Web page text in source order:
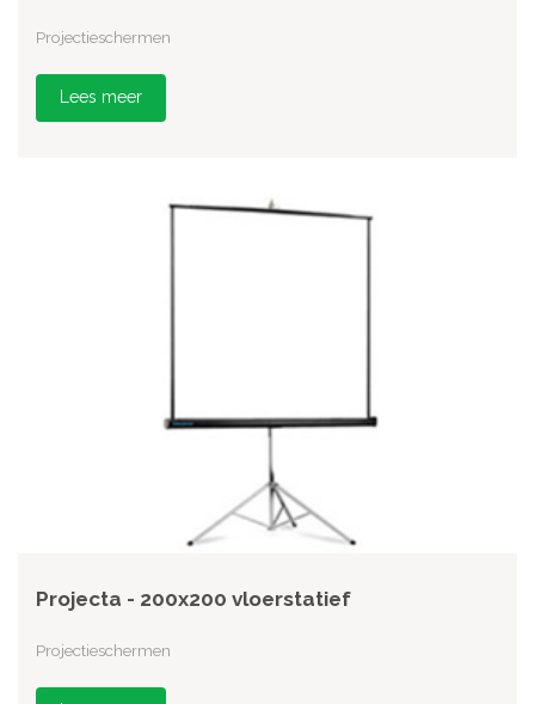
Projectieschermen
Lees meer
Projecta - 200x200 vloerstatief
Projectieschermen